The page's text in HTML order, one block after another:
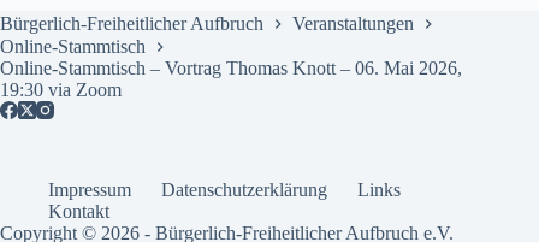
Bürgerlich-Freiheitlicher Aufbruch
Veranstaltungen
Online-Stammtisch
Online-Stammtisch – Vortrag Thomas Knott – 06. Mai 2026,
19:30 via Zoom
Impressum Datenschutzerklärung
Links
Kontakt
Copyright © 2026 - Bürgerlich-Freiheitlicher Aufbruch e.V.